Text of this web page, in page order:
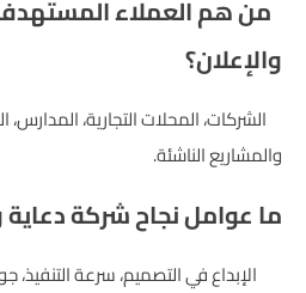
من هم العملاء
والإعلان؟
الشركات، المحلات التجارية،
والمشاريع الناشئة.
ما عوامل نجاح شركة دعاية
الإبداع في التصميم، سرعة التنفيذ،